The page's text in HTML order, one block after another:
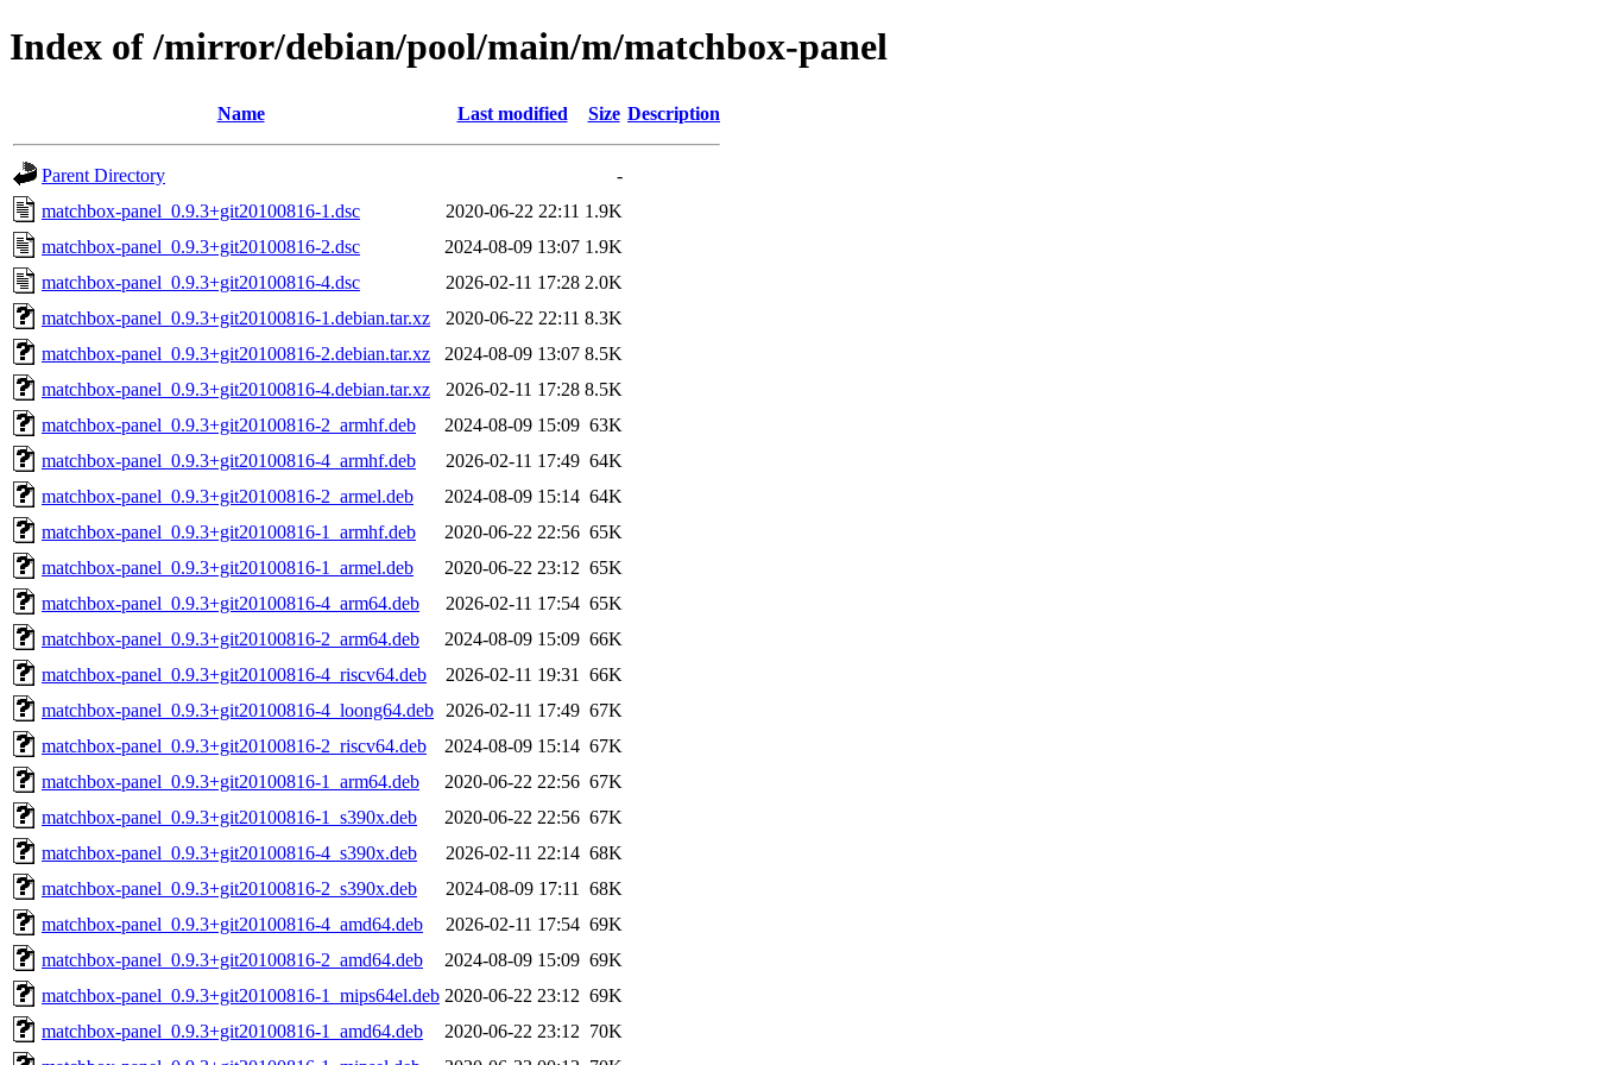
Index of /mirror/debian/pool/main/m/matchbox-panel
Name Last modified Size Description
Parent Directory
-
matchbox-panel_0.9.3+git20100816-1.dsc
2020-06-22 22:11 1.9K
matchbox-panel_0.9.3+git20100816-2.dsc
2024-08-09 13:07 1.9K
matchbox-panel_0.9.3+git20100816-4.dsc
2026-02-11 17:28 2.0K
matchbox-panel_0.9.3+git20100816-1.debian.tar.xz
2020-06-22 22:11 8.3K
matchbox-panel_0.9.3+git20100816-2.debian.tar.xz
2024-08-09 13:07 8.5K
matchbox-panel_0.9.3+git20100816-4.debian.tar.xz
2026-02-11 17:28 8.5K
matchbox-panel_0.9.3+git20100816-2_armhf.deb
2024-08-09 15:09 63K
matchbox-panel_0.9.3+git20100816-4_armhf.deb
2026-02-11 17:49 64K
matchbox-panel_0.9.3+git20100816-2_armel.deb
2024-08-09 15:14 64K
matchbox-panel_0.9.3+git20100816-1_armhf.deb
2020-06-22 22:56 65K
matchbox-panel_0.9.3+git20100816-1_armel.deb
2020-06-22 23:12 65K
matchbox-panel_0.9.3+git20100816-4_arm64.deb
2026-02-11 17:54 65K
matchbox-panel_0.9.3+git20100816-2_arm64.deb
2024-08-09 15:09 66K
matchbox-panel_0.9.3+git20100816-4_riscv64.deb
2026-02-11 19:31
66K
matchbox-panel_0.9.3+git20100816-4_loong64.deb
2026-02-11 17:49 67K
matchbox-panel_0.9.3+git20100816-2_riscv64.deb
2024-08-09 15:14 67K
matchbox-panel_0.9.3+git20100816-1_arm64.deb
2020-06-22 22:56 67K
matchbox-panel_0.9.3+git20100816-1_s390x.deb
2020-06-22 22:56 67K
matchbox-panel_0.9.3+git20100816-4_s390x.deb
2026-02-11 22:14 68K
matchbox-panel_0.9.3+git20100816-2_s390x.deb
2024-08-09 17:11
68K
matchbox-panel_0.9.3+git20100816-4_amd64.deb
2026-02-11 17:54 69K
matchbox-panel_0.9.3+git20100816-2_amd64.deb
2024-08-09 15:09 69K
matchbox-panel_0.9.3+git20100816-1_mips64el.deb 2020-06-22 23:12 69K
matchbox-panel_0.9.3+git20100816-1_amd64.deb
2020-06-22 23:12 70K